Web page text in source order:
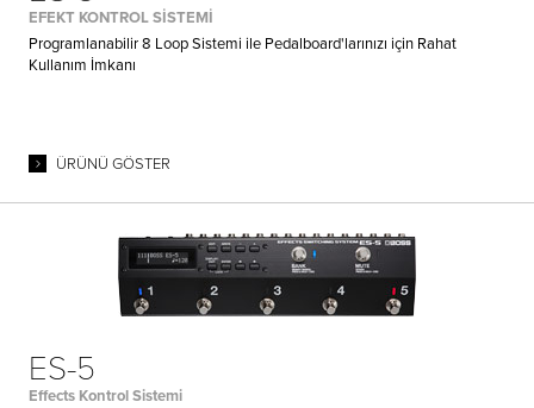
EFEKT KONTROL SİSTEMİ
Programlanabilir 8 Loop Sistemi ile Pedalboard'larınızı için Rahat
Kullanım İmkanı
ÜRÜNÜ GÖSTER
ES-5
Effects Kontrol Sistemi